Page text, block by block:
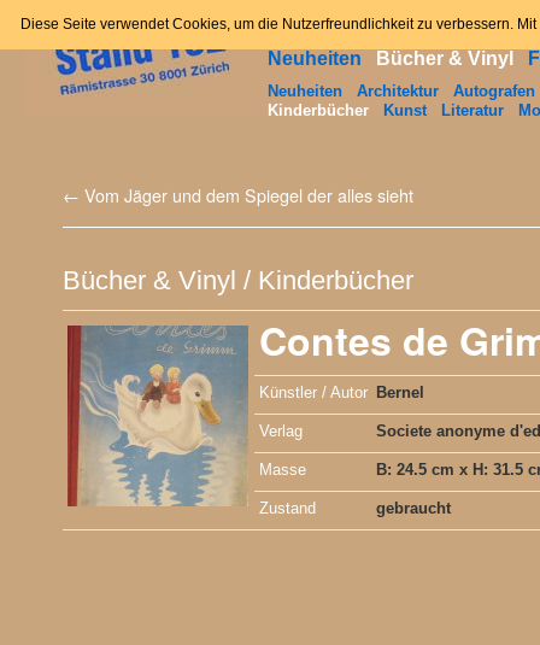
Zum
Inhalt
Home News Angebot
← Vom Jäger und dem Spiegel der alles sieht
Neuheiten Bücher & Vinyl
Neuheiten Architektur
Autografen
Kinderbücher
Kunst Literatur
Bücher & Vinyl / Kinderbücher
Contes de
Künstler / Autor Bernel
Verlag Societe anonyme
Masse B: 24.5 cm x H: 31.5
Zustand gebraucht
Diese Seite verwendet Cookies, um die Nutzerfreundlichkeit zu verbessern.